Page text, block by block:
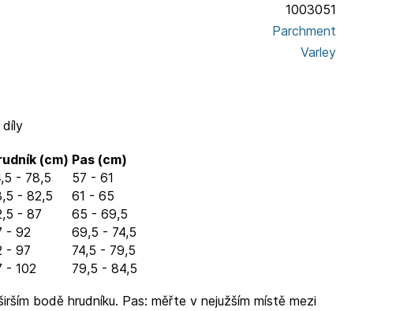
1003051
Parchment
Varley
díly
(cm) Pas (cm)
- 78,5
57 - 61
- 82,5
61 - 65
- 87
65 - 69,5
- 92
69,5 - 74,5
- 97
74,5 - 79,5
- 102 79,5 - 84,5
bodě hrudníku. Pas: měřte v nejužším místě mezi